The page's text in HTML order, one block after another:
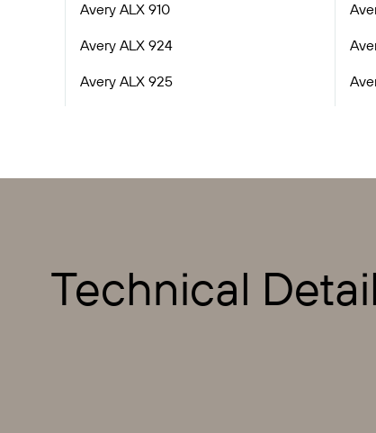
Avery ALX 910
Avery ALX 924
Avery ALX 925
Technical